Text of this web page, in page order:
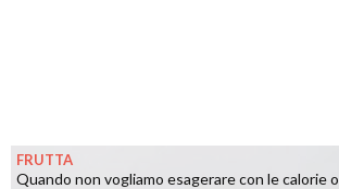
FRUTTA
Quando non vogliamo esagerare con le calorie o